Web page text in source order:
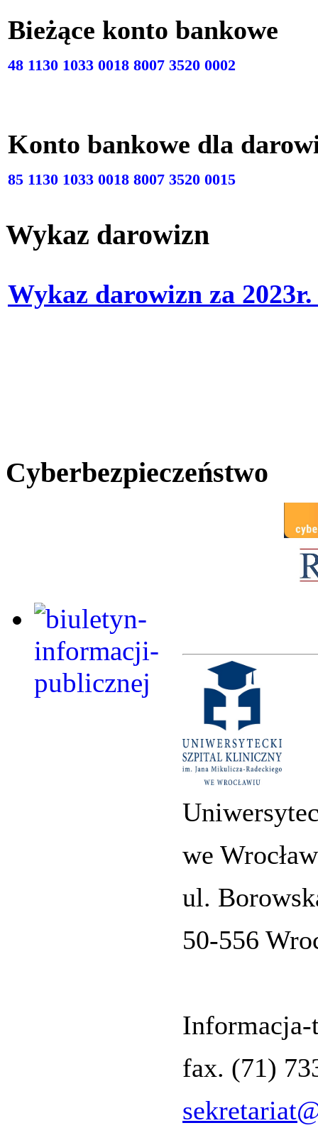
Bieżące konto
48 1130 1033 0018 8007 3520 0002
Konto bankowe dla
85 1130 1033 0018 8007 3520 0015
Wykaz darowizn
Wykaz darowizn za
Cyberbezpieczeństwo
we
ul.
50-556
Informacja-
fax. (71)